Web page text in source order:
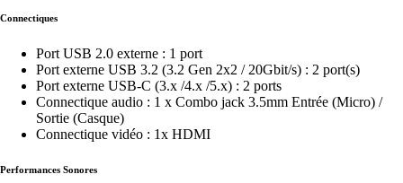
Connectiques
Port USB 2.0 externe : 1 port
Port externe USB 3.2 (3.2 Gen 2x2 / 20Gbit/s) : 2 port(s)
Port externe USB-C (3.x /4.x /5.x) : 2 ports
Connectique audio : 1 x Combo jack 3.5mm Entrée (Micro) /
Sortie (Casque)
Connectique vidéo : 1x HDMI
Performances Sonores